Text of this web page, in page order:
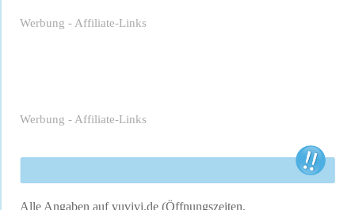
Werbung - Affiliate-Links
Werbung - Affiliate-Links
Alle Angaben auf vuvivi.de (Öffnungszeiten,